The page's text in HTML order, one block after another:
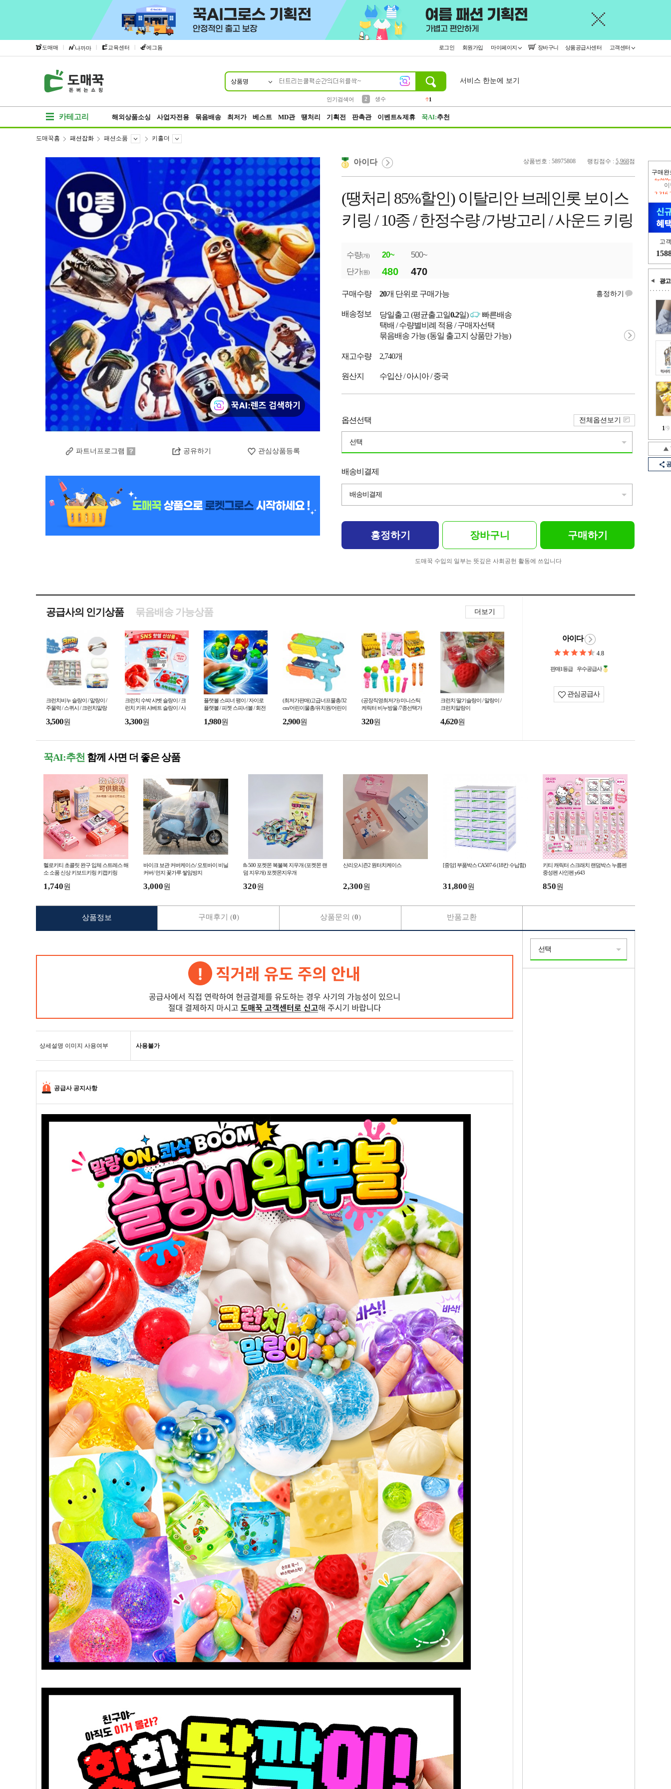
도매매 | 나까마 | 교육센터 | 에그돔 로그인 회원가입 마이페이지 장바구니 상품공급사센터 고객센터
상품명
인기검색어
2
생수
1
서비스 한눈에 보기
카테고리 해외상품소싱 사업자전용 묶음배송 최저가 베스트 MD관 땡처리 기획전 판촉관 이벤트&제휴 꾹AI:추천
구매완
고
광고
1/9
도매꾹홈 패션잡화 패션소품 키홀더
파트너프로그램 공유하기 관심상품등록
상품번호 : 58975808 랭킹점수 : 5,968점
아이다
(땡처리 85%할인) 이탈리안 브레인롯 보이스
키링 / 10종 / 한정수량 /가방고리 / 사운드 키링
수량(개) 20~
500~
단가(원) 480 470
구매수량 20개 단위로 구매가능 흥정하기
배송정보 당일출고 (평균출고일0.2일)
빠른배송
택배 / 수량별비례 적용 / 구매자선택
묶음배송 가능 (동일 출고지 상품만 가능)
재고수량 2,740개
원산지 수입산 / 아시아 / 중국
옵션선택
선택
전체옵션보기
배송비결제
배송비결제
흥정하기 장바구니 구매하기
도매꾹 수입의 일부는 뜻깊은 사회공헌 활동에 쓰입니다
공급사의 인기상품 더보기
묶음배송 가능상품
크런치비누 슬랑이 / 말랑이 /
주물럭 / 스퀴시 / 크런치말랑
젯토이
3,500원
크런치 수박 샤벳 슬랑이 / 크
런치 키위 샤베트 슬랑이 / 사
3,300원
플랫볼 스피너 팽이 / 자이로
플랫볼 / 피젯 스피너볼 / 회전
1,980원
(최저가판매)고급너프물총/32
cm/어린이물총/유치원/어린이
2,900원
(공장직영최저가) 미니스틱
케릭터 비누방울 /7종선택가
비눗방울 /여름/kc인증
320원
크런치 딸기슬랑이 / 말랑이 /
크런치말랑이
4,620원
아이다
4.8
판매1등급 우수공급사
관심공급사
꾹AI:추천 함께 사면 더 좋은 상품
헬로키티 초콜릿 완구 입체 스트레스 해
소 소품 신상 키보드키링 키캡키링
1,740원
바이크 보관 커버케이스/ 오토바이 비닐
커버/ 먼지 꽃가루 쌓임방지
3,000원
fb 500 포켓몬 복불복 지우개 (포켓몬 랜
덤 지우개) 포켓몬지우개
320원
산리오시즌2 원터치케이스
2,300원
[중앙] 부품박스 CA507-6 (18칸 수납함)
31,800원
키티 캐릭터 스크래치 랜덤박스 누름펜
중성펜 사인펜 y643
850원
상세설명 이미지 사용여부 사용불가
공급사 공지사항
상품정보 구매후기 (0) 상품문의 (0) 반품교환
선택